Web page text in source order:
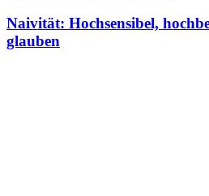
Naivität: Hochsensibel,
glauben